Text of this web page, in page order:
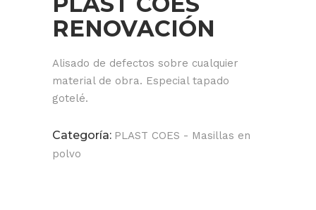
RENOVACIÓN
Alisado de defectos sobre cualquier
material de obra. Especial tapado
gotelé.
Categoría: PLAST COES - Masillas en
polvo